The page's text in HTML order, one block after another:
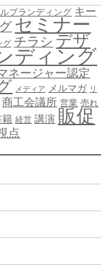
ブランディング キー
セミナー
グ チラシ デザ
ディング
ネージャー認定
メディア メルマガ リ
商工会議所 営業 売れ
経営 講演 販促
点